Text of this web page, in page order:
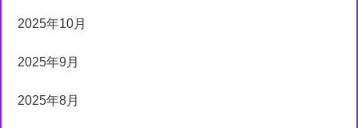
2025年10月
2025年9月
2025年8月